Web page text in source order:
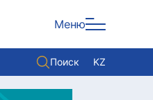
Меню
Поиск KZ